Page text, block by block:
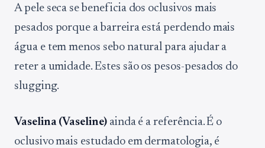
A pele seca se beneficia dos oclusivos mais
pesados porque a barreira está perdendo mais
água e tem menos sebo natural para ajudar a
reter a umidade. Estes são os pesos-pesados do
slugging.
Vaselina (Vaseline)ainda é a referência. É o
oclusivo mais estudado em dermatologia, é